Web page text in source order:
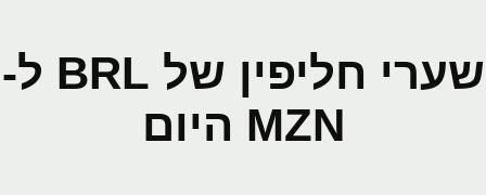
שערי חליפין של BRL ל-
MZN היום